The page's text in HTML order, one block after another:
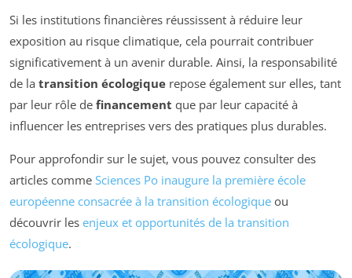
Si les institutions financières réussissent à réduire leur
exposition au risque climatique, cela pourrait contribuer
significativement à un avenir durable. Ainsi, la responsabilité
de la transition écologique repose également sur elles, tant
par leur rôle de financement que par leur capacité à
influencer les entreprises vers des pratiques plus durables.
Pour approfondir sur le sujet, vous pouvez consulter des
articles comme Sciences Po inaugure la première école
européenne consacrée à la transition écologique ou
découvrir les enjeux et opportunités de la transition
écologique.